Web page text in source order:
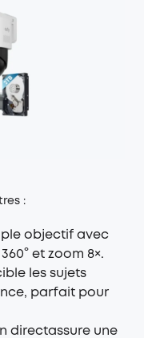
:
objectif avec
et zoom 8×.
les sujets
parfait pour
directassure une